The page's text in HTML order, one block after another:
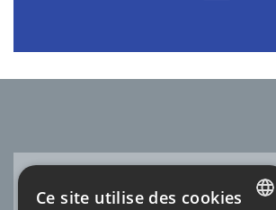
ACCRÉDITATION COFRAC
Ce site utilise des cookies